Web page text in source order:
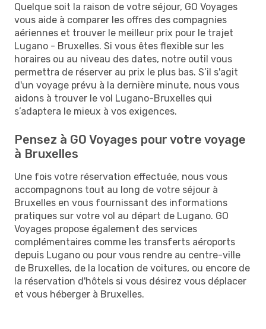
Quelque soit la raison de votre séjour, GO Voyages
vous aide à comparer les offres des compagnies
aériennes et trouver le meilleur prix pour le trajet
Lugano - Bruxelles. Si vous êtes flexible sur les
horaires ou au niveau des dates, notre outil vous
permettra de réserver au prix le plus bas. S’il s'agit
d'un voyage prévu à la dernière minute, nous vous
aidons à trouver le vol Lugano-Bruxelles qui
s’adaptera le mieux à vos exigences.
Pensez à GO Voyages pour votre voyage
à Bruxelles
Une fois votre réservation effectuée, nous vous
accompagnons tout au long de votre séjour à
Bruxelles en vous fournissant des informations
pratiques sur votre vol au départ de Lugano. GO
Voyages propose également des services
complémentaires comme les transferts aéroports
depuis Lugano ou pour vous rendre au centre-ville
de Bruxelles, de la location de voitures, ou encore de
la réservation d'hôtels si vous désirez vous déplacer
et vous héberger à Bruxelles.